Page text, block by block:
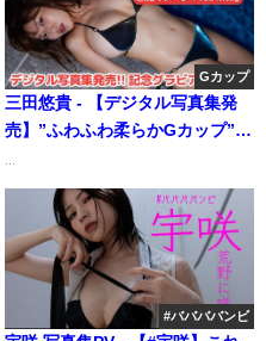
Gカップ
三田悠貴 - 【デジタル写真集発
売】”ふわふわ柔らかGカップ”三
暴れ！？/DVD「You Kiss」より
(Oct 03, 2025) | アイドルニッポ
ン公式YouTubeチャンネルさん
より
#ババババンビ